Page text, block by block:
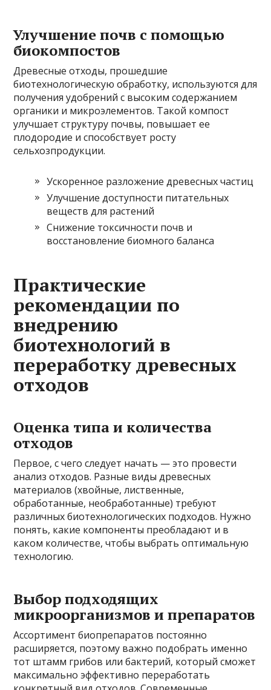
Улучшение почв с помощью
биокомпостов
Древесные отходы, прошедшие
биотехнологическую обработку, используются для
получения удобрений с высоким содержанием
органики и микроэлементов. Такой компост
улучшает структуру почвы, повышает ее
плодородие и способствует росту
сельхозпродукции.
Ускоренное разложение древесных частиц
Улучшение доступности питательных
веществ для растений
Снижение токсичности почв и
восстановление биомного баланса
Практические
рекомендации по
внедрению
биотехнологий в
переработку древесных
отходов
Оценка типа и количества
отходов
Первое, с чего следует начать — это провести
анализ отходов. Разные виды древесных
материалов (хвойные, лиственные,
обработанные, необработанные) требуют
различных биотехнологических подходов. Нужно
понять, какие компоненты преобладают и в
каком количестве, чтобы выбрать оптимальную
технологию.
Выбор подходящих
микроорганизмов и препаратов
Ассортимент биопрепаратов постоянно
расширяется, поэтому важно подобрать именно
тот штамм грибов или бактерий, который сможет
максимально эффективно переработать